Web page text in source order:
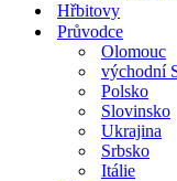
Hřbitovy
Průvodce
Olomouc
východní
Polsko
Slovinsko
Ukrajina
Srbsko
Itálie